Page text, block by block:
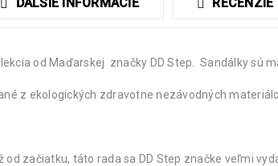
od Maďarskej značky DD Step. Sandálky
z ekologických zdravotne nezávodných
od začiatku, táto rada sa DD Step značke veľmi